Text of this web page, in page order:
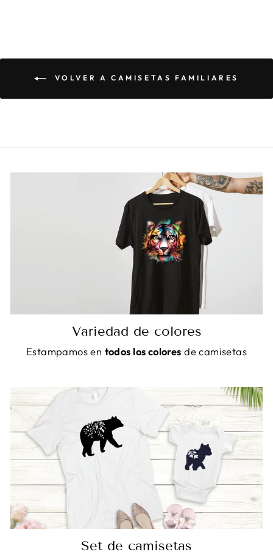
VOLVER A CAMISETAS FAMILIARES
Variedad de colores
Estampamos en todos los colores de camisetas
Set de camisetas